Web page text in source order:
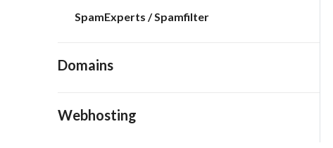
SpamExperts / Spamfilter
Domains
Webhosting